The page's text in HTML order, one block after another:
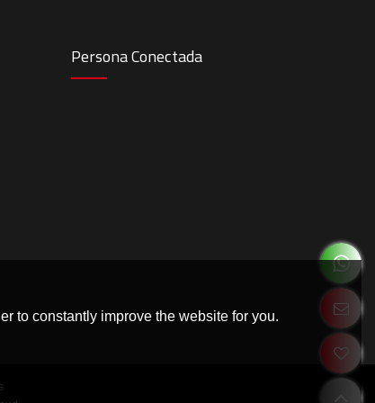
Persona Conectada
to constantly improve the website for you.